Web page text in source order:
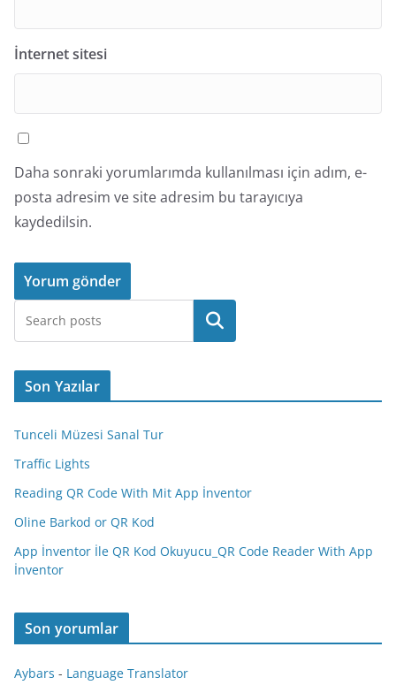
İnternet sitesi
Daha sonraki yorumlarımda kullanılması için adım, e-
posta adresim ve site adresim bu tarayıcıya
kaydedilsin.
Ara
Son Yazılar
Tunceli Müzesi Sanal Tur
Traffic Lights
Reading QR Code With Mit App İnventor
Oline Barkod or QR Kod
App İnventor İle QR Kod Okuyucu_QR Code Reader With App
İnventor
Son yorumlar
Aybars - Language Translator